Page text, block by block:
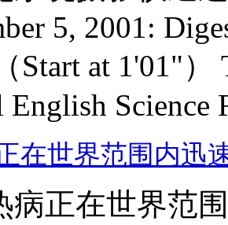
5, 2001:
Start at 1'01"
English Science
在世界范围内迅
病正在世界范